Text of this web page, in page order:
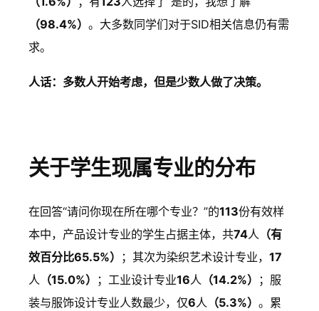
考
什
度
了
（98.4%） 。大多数同学们对于SID相关信息仍有需
求。
人话：多数人开始考虑，但是少数人做了决策。
关于学生现属专业的分布
在回答“请问你现在所在哪个专业？”的113份有效样
本中，产品设计专业的学生占据主体，共74人 （有
效百分比65.5%）
；其次为染织艺术设计专业， 17
人 （15.0%） ；工业设计专业16人 （14.2%）
；服
装与服饰设计专业人数最少，仅6人 （5.3%） 。累